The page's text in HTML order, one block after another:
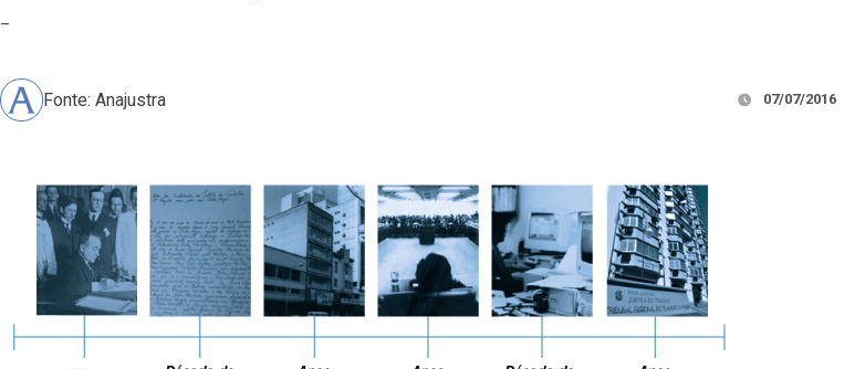
–
Fonte: Anajustra 07/07/2016